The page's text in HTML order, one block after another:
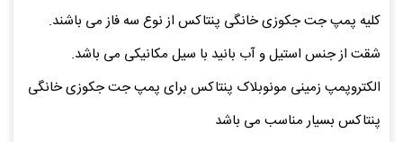
کلیه پمپ جت جکوزی خانگی پنتاکس از نوع سه فاز می باشند.
شقت از جنس استیل و آب بانید با سیل مکانیکی می باشد.
الکتروپمپ زمینی مونوبلاک پنتاکس برای پمپ جت جکوزی خانگی
پنتاکس بسیار مناسب می باشد